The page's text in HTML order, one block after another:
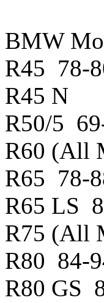
BMW
R45 78-
R45 N
R50/5
R60 (All
R65 78-
R65 LS
R75 (All
R80 84-
R80 GS